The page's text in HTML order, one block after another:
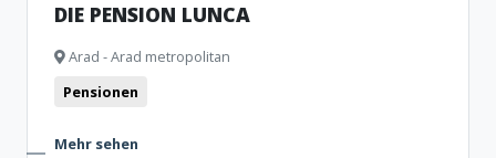
DIE PENSION LUNCA
Arad - Arad metropolitan
Pensionen
Mehr sehen